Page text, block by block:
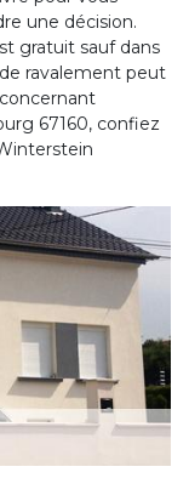
une décision.
gratuit sauf dans
ravalement peut
67160, confiez